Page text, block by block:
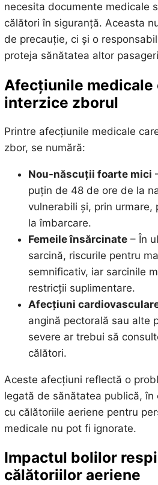
necesita documente medicale
călători în siguranță. Aceasta
de precauție, ci și o
proteja sănătatea altor
Afecțiunile medicale
interzice zborul
Printre afecțiunile medicale
zbor, se numără:
Nou-născuții foarte mici
puțin de 48 de ore de la
vulnerabili și, prin
la îmbarcare.
Femeile însărcinate– În
sarcină, riscurile pentru
semnificativ, iar sarcinile
restricții suplimentare.
Afecțiuni
angină pectorală sau alte
severe ar trebui să
călători.
Aceste afecțiuni reflectă o
legată de sănătatea publică, în
cu călătoriile aeriene pentru
medicale nu pot fi ignorate.
Impactul bolilor
călătoriilor aeriene